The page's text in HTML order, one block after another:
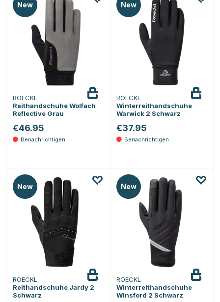
New
ROECKL
Reithandschuhe Wolfach
Reflective Grau
€46.95
New
ROECKL
Winterreithandschuhe
Warwick 2 Schwarz
€37.95
New
ROECKL
Reithandschuhe Jardy 2
Schwarz
New
ROECKL
Winterreithandschuhe
Winsford 2 Schwarz